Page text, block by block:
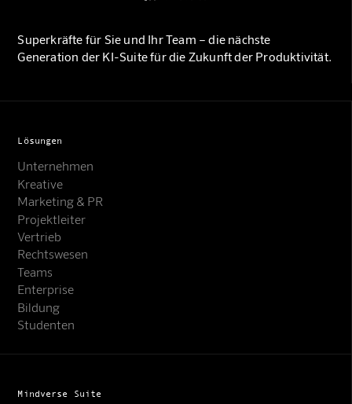
Superkräfte für Sie und Ihr Team – die nächste
Generation der KI-Suite für die Zukunft der Produktivität.
Lösungen
Unternehmen
Kreative
Marketing & PR
Projektleiter
Vertrieb
Rechtswesen
Teams
Enterprise
Bildung
Studenten
Mindverse Suite